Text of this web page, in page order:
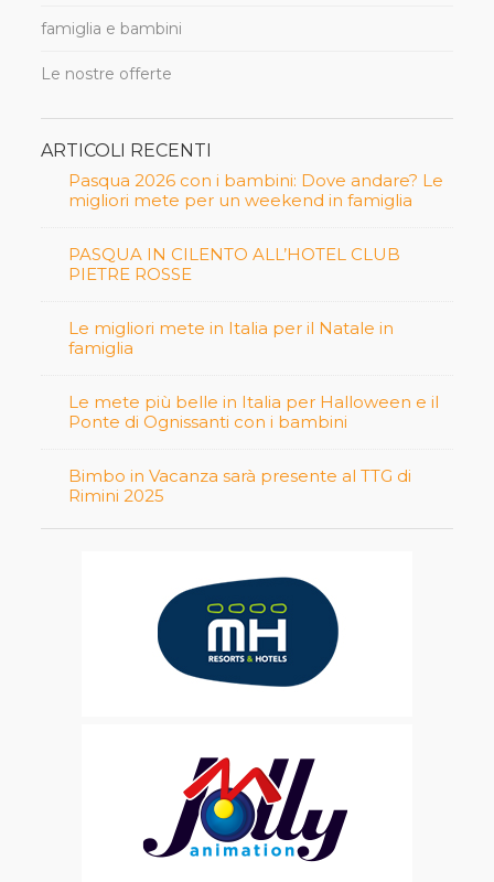
famiglia e bambini
Le nostre offerte
ARTICOLI RECENTI
Pasqua 2026 con i bambini: Dove andare? Le
migliori mete per un weekend in famiglia
PASQUA IN CILENTO ALL’HOTEL CLUB
PIETRE ROSSE
Le migliori mete in Italia per il Natale in
famiglia
Le mete più belle in Italia per Halloween e il
Ponte di Ognissanti con i bambini
Bimbo in Vacanza sarà presente al TTG di
Rimini 2025